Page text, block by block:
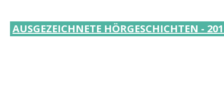
AUSGEZEICHNETE HÖRGESCHICHTEN -